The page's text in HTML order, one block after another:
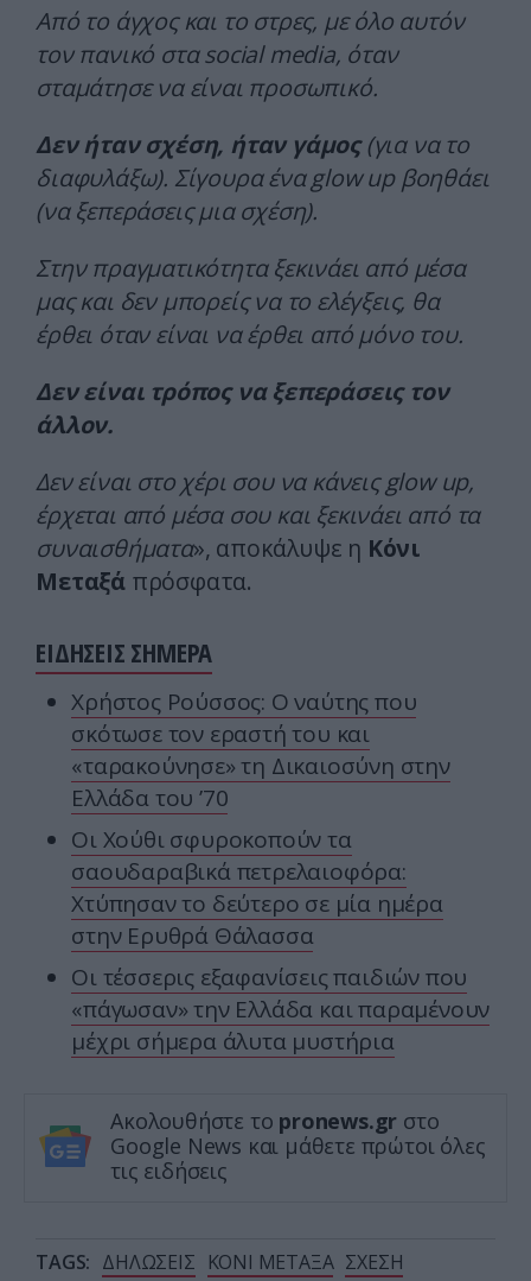
Από το άγχος και το στρες, με όλο αυτόν
τον πανικό στα social media, όταν
σταμάτησε να είναι προσωπικό.
Δεν ήταν σχέση, ήταν γάμος(για να το
διαφυλάξω). Σίγουρα ένα glow up βοηθάει
(να ξεπεράσεις μια σχέση).
Στην πραγματικότητα ξεκινάει από μέσα
μας και δεν μπορείς να το ελέγξεις, θα
έρθει όταν είναι να έρθει από μόνο του.
Δεν είναι τρόπος να ξεπεράσεις τον
άλλον.
Δεν είναι στο χέρι σου να κάνεις glow up,
έρχεται από μέσα σου και ξεκινάει από τα
συναισθήματα», αποκάλυψε η Κόνι
Μεταξάπρόσφατα.
ΕΙΔΗΣΕΙΣ ΣΗΜΕΡΑ
Χρήστος Ρούσσος: Ο ναύτης που
σκότωσε τον εραστή του και
«ταρακούνησε» τη Δικαιοσύνη στην
Ελλάδα του ’70
Οι Χούθι σφυροκοπούν τα
σαουδαραβικά πετρελαιοφόρα:
Χτύπησαν το δεύτερο σε μία ημέρα
στην Ερυθρά Θάλασσα
Οι τέσσερις εξαφανίσεις παιδιών που
«πάγωσαν» την Ελλάδα και παραμένουν
μέχρι σήμερα άλυτα μυστήρια
Ακολουθήστε το pronews.gr στο
Google News και μάθετε πρώτοι όλες
τις ειδήσεις
TAGS: ΔΗΛΩΣΕΙΣ ΚΟΝΙ ΜΕΤΑΞΑ ΣΧΕΣΗ